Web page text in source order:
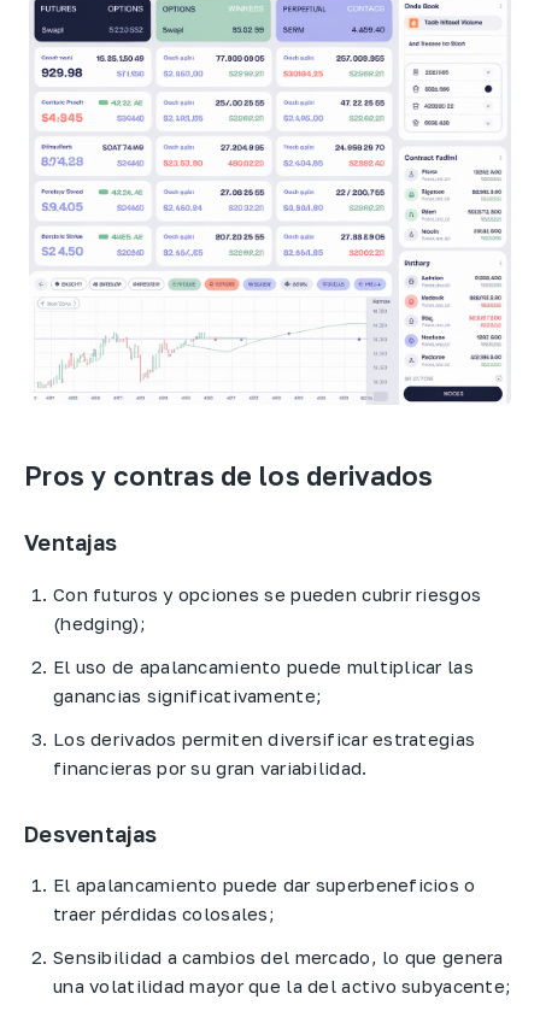
Pros y contras de los derivados
Ventajas
Con futuros y opciones se pueden cubrir riesgos
(hedging);
El uso de apalancamiento puede multiplicar las
ganancias significativamente;
Los derivados permiten diversificar estrategias
financieras por su gran variabilidad.
Desventajas
El apalancamiento puede dar superbeneficios o
traer pérdidas colosales;
Sensibilidad a cambios del mercado, lo que genera
una volatilidad mayor que la del activo subyacente;